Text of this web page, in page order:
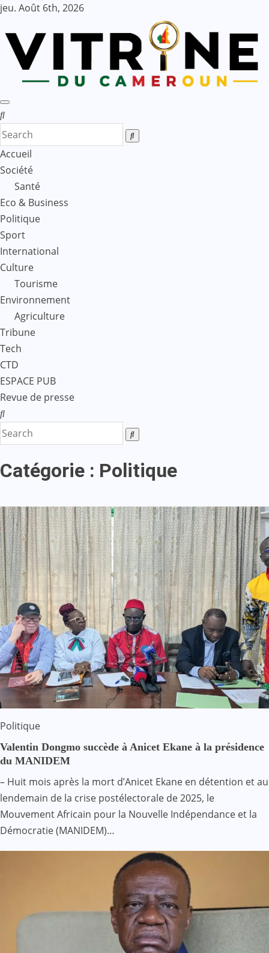
Skip
content
jeu. Août 6th, 2026
Accueil
Société
Santé
Eco & Business
Politique
Sport
International
Culture
Tourisme
Environnement
Agriculture
Tribune
Tech
CTD
ESPACE PUB
Revue de presse
Catégorie : Politique
Politique
Valentin Dongmo succède à Anicet Ekane à la présidence
du MANIDEM
– Huit mois après la mort d’Anicet Ekane en détention et au
lendemain de la crise postélectorale de 2025, le
Mouvement Africain pour la Nouvelle Indépendance et la
Démocratie (MANIDEM)…